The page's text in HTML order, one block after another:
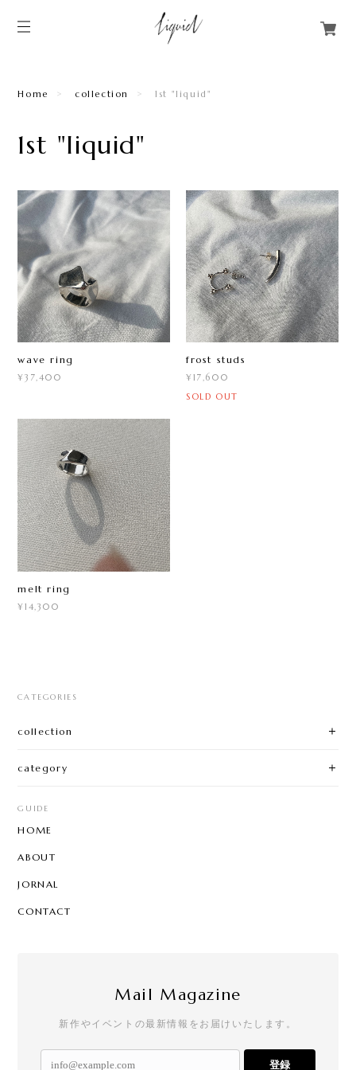
Home collection 1st "liquid"
1st "liquid"
wave ring
¥37,400
frost studs
¥17,600
SOLD OUT
melt ring
¥14,300
CATEGORIES
collection
category
GUIDE
HOME
ABOUT
JORNAL
CONTACT
Mail Magazine
新作やイベントの最新情報をお届けいたします。
登録